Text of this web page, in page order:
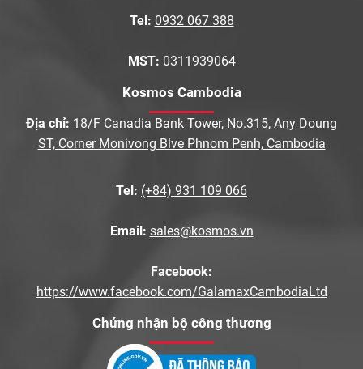
Tel: 0932 067 388
MST: 0311939064
Kosmos Cambodia
Địa chỉ: 18/F Canadia Bank Tower, No.315, Any Doung
ST, Corner Monivong Blve Phnom Penh, Cambodia
Tel: (+84) 931 109 066
Email: sales@kosmos.vn
Facebook:
https://www.facebook.com/GalamaxCambodiaLtd
Chứng nhận bộ công thương